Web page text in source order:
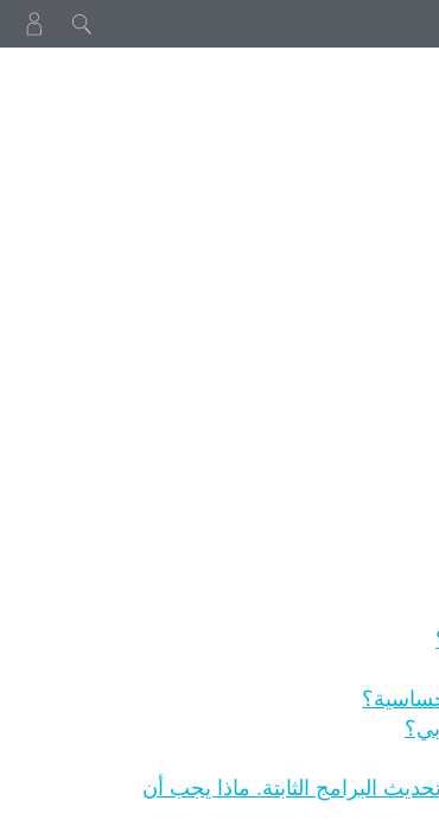
البرامج الثابتة. ماذا يجب أن